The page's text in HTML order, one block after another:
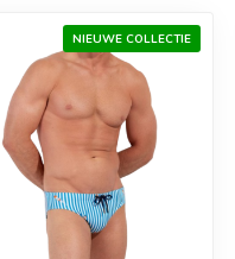
NIEUWE COLLECTIE